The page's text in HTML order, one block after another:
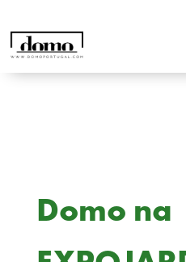
Domo na